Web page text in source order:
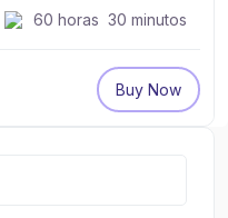
60 horas 30 minutos
Buy Now